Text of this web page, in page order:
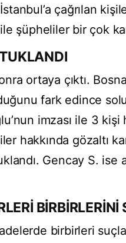
çağrılan
şüpheliler bir çok
ortaya çıktı.
fark edince
imzası ile 3
hakkında gözaltı
Gencay S. ise
birbirleri